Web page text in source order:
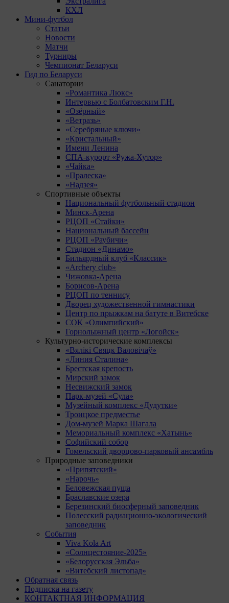
КХЛ
Мини-футбол
Статьи
Новости
Матчи
Турниры
Чемпионат Беларуси
Гид по Беларуси
Санатории
«Романтика Люкс»
Интервью с Болбатовским Г.Н.
«Озёрный»
«Ветразь»
«Серебряные ключи»
«Кристальный»
Имени Ленина
СПА-курорт «Ружа-Хутор»
«Чайка»
«Пралеска»
«Надзея»
Спортивные объекты
Национальный футбольный стадион
Минск-Арена
РЦОП «Стайки»
Национальный бассейн
РЦОП «Раубичи»
Стадион «Динамо»
Бильярдный клуб «Классик»
«Archery club»
Чижовка-Арена
Борисов-Арена
РЦОП по теннису
Дворец художественной гимнастики
Центр по прыжкам на батуте в Витебске
СОК «Олимпийский»
Горнолыжный центр «Логойск»
Культурно-исторические комплексы
«Вялікі Свяцк Валовічаў»
«Линия Сталина»
Брестская крепость
Мирский замок
Несвижский замок
Парк-музей «Сула»
Музейный комплекс «Дудутки»
Троицкое предместье
Дом-музей Марка Шагала
Мемориальный комплекс «Хатынь»
Софийский собор
Гомельский дворцово-парковый ансамбль
Природные заповедники
«Припятский»
«Нарочь»
Беловежская пуща
Браславские озера
Березинский биосферный заповедник
Полесский радиационно-экологический
заповедник
События
Viva Kola Art
«Солнцестояние-2025»
«Белорусская Эльба»
«Витебский листопад»
Обратная связь
Подписка на газету
КОНТАКТНАЯ ИНФОРМАЦИЯ